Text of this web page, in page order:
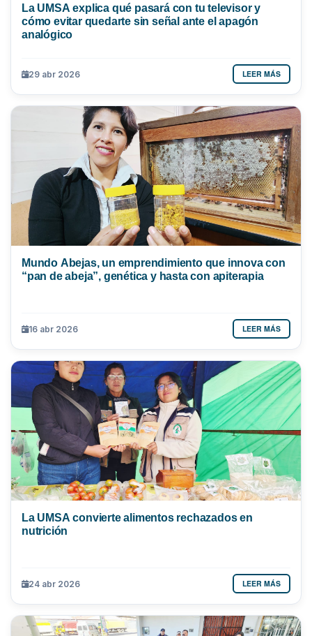
La UMSA explica qué pasará con tu televisor y
cómo evitar quedarte sin señal ante el apagón
analógico
29 abr 2026 LEER MÁS
Mundo Abejas, un emprendimiento que innova con
“pan de abeja”, genética y hasta con apiterapia
16 abr 2026 LEER MÁS
La UMSA convierte alimentos rechazados en
nutrición
24 abr 2026 LEER MÁS